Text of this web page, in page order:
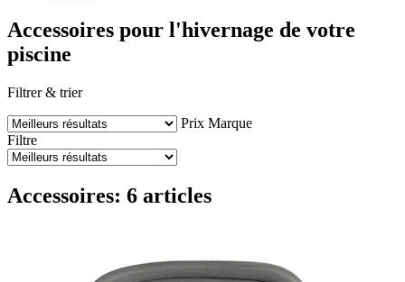
Accessoires pour l'hivernage de votre
piscine
Filtrer & trier
Prix Marque
Filtre
Accessoires: 6 articles